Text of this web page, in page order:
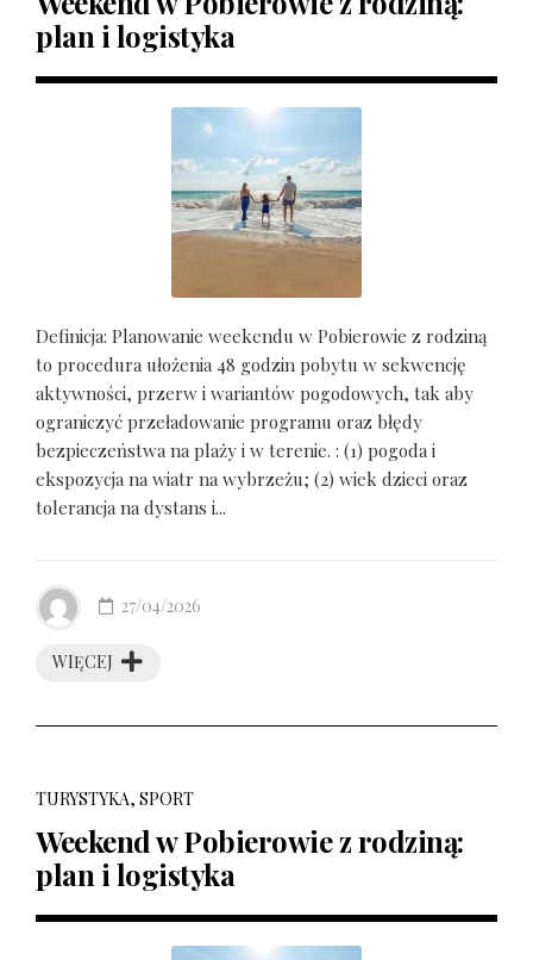
plan i logistyka
Definicja: Planowanie weekendu w Pobierowie z rodziną
to procedura ułożenia 48 godzin pobytu w sekwencję
aktywności, przerw i wariantów pogodowych, tak aby
ograniczyć przeładowanie programu oraz błędy
bezpieczeństwa na plaży i w terenie. : (1) pogoda i
ekspozycja na wiatr na wybrzeżu; (2) wiek dzieci oraz
tolerancja na dystans i...
WIĘCEJ
27/04/2026
TURYSTYKA, SPORT
Weekend w Pobierowie z rodziną:
plan i logistyka